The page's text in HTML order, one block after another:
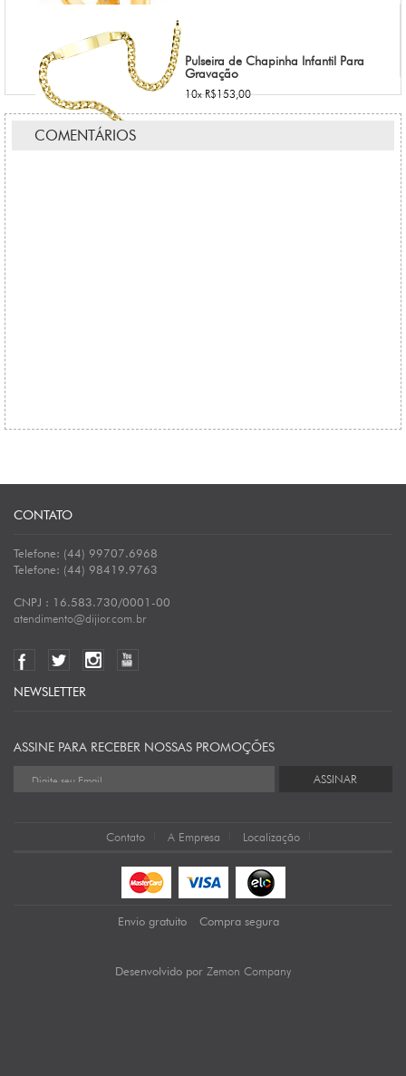
Pulseira de Chapinha Infantil Para
Gravação
10x R$153,00
COMENTÁRIOS
CONTATO
Telefone: (44) 99707.6968
Telefone: (44) 98419.9763
CNPJ : 16.583.730/0001-00
atendimento@dijior.com.br
NEWSLETTER
ASSINE PARA RECEBER NOSSAS PROMOÇÕES
ASSINAR
Contato A Empresa Localização
Envio gratuito Compra segura
Desenvolvido por Zemon Company